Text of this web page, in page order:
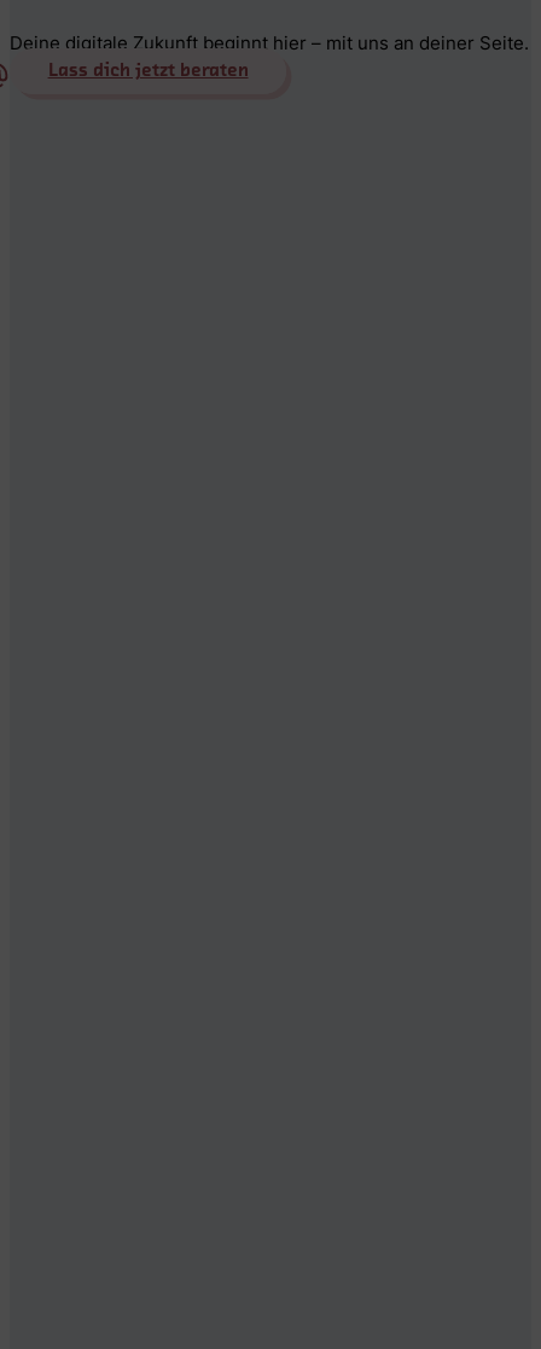
Deine digitale Zukunft beginnt hier – mit uns an deiner Seite.
Lass dich jetzt beraten